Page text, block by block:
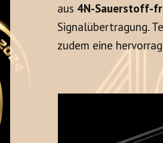
aus 4N-Sauerstoff-
Signalübertragung.
zudem eine